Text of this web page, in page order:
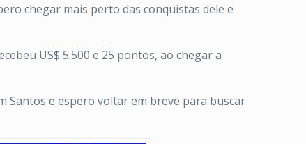
chegar mais perto das conquistas dele e
US$ 5.500 e 25 pontos, ao chegar a
Santos e espero voltar em breve para buscar